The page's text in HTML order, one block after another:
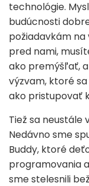
technológie.
budúcnosti
požiadavkám
pred nami,
ako premýšľať,
výzvam, ktoré
ako pristupovať
Tiež sa
Nedávno sme
Buddy, ktoré
programovania
sme stelesnili